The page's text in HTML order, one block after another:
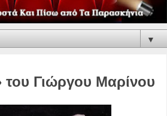
▼
του Γιώργου Μαρίνου